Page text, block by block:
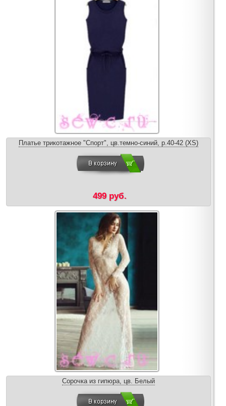
Платье трикотажное "Спорт", цв.темно-синий, р.40-42 (XS)
499 руб.
Сорочка из гипюра, цв. Белый